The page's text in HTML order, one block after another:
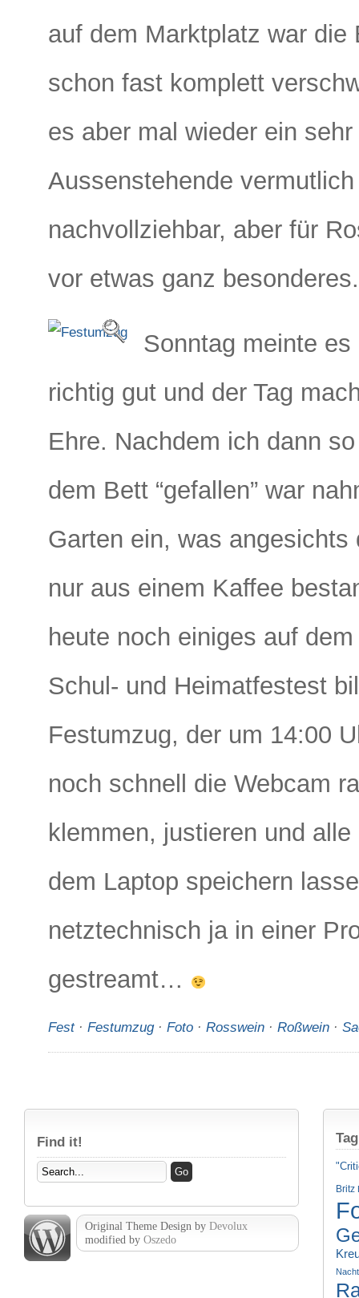
auf dem Marktplatz war die
schon fast komplett
es aber mal wieder ein
Aussenstehende
nachvollziehbar, aber für
vor etwas ganz besonderes.
Sonntag meinte
richtig gut und der Tag
Ehre. Nachdem ich dann
dem Bett “gefallen” war
Garten ein, was
nur aus einem Kaffee
heute noch einiges auf
Schul- und Heimatfestest
Festumzug, der um 14:00
noch schnell die Webcam
klemmen, justieren und
dem Laptop speichern
netztechnisch ja in einer
gestreamt…
Fest· Festumzug· Foto · Rosswein · Roßwein ·
Find it!
Original Theme Design by Devolux
modified by Oszedo
Britz